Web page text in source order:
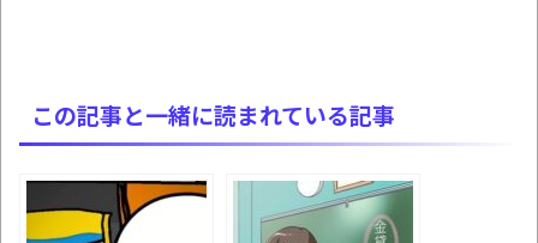
「アメリカのヤンキーがアジア人にケンカ
を売った結果ｗｗｗ」 ほか
【読書感想】山野辺太郎『いつか深い穴に
落ちるまで』
この記事と一緒に読まれている記事